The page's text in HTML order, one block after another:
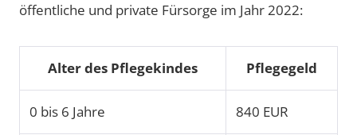
öffentliche und private Fürsorge im Jahr 2022:
Alter des Pflegekindes Pflegegeld
0 bis 6 Jahre 840 EUR